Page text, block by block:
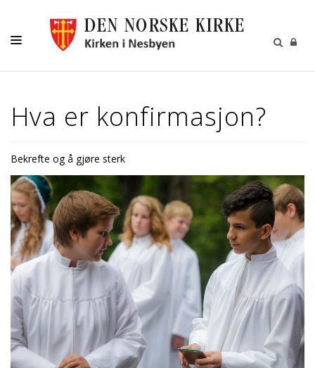
BARN OG UNGE
KIRKEGÅRDEN
KALENDER
KONTAKT
MENIGHETSBLADET
Hva er konfirmasjon?
Bekrefte og å gjøre sterk